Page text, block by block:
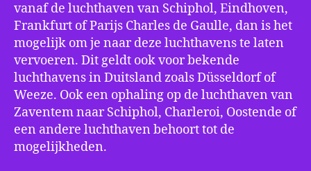
vanaf de luchthaven van Schiphol, Eindhoven,
Frankfurt of Parijs Charles de Gaulle, dan is het
mogelijk om je naar deze luchthavens te laten
vervoeren. Dit geldt ook voor bekende
luchthavens in Duitsland zoals Düsseldorf of
Weeze. Ook een ophaling op de luchthaven van
Zaventem naar Schiphol, Charleroi, Oostende of
een andere luchthaven behoort tot de
mogelijkheden.